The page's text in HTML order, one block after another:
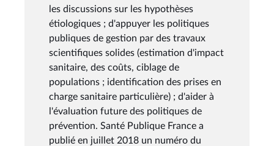
les discussions sur les hypothèses
étiologiques ; d'appuyer les politiques
publiques de gestion par des travaux
scientifiques solides (estimation d'impact
sanitaire, des coûts, ciblage de
populations ; identification des prises en
charge sanitaire particulière) ; d'aider à
l'évaluation future des politiques de
prévention. Santé Publique France a
publié en juillet 2018 un numéro du